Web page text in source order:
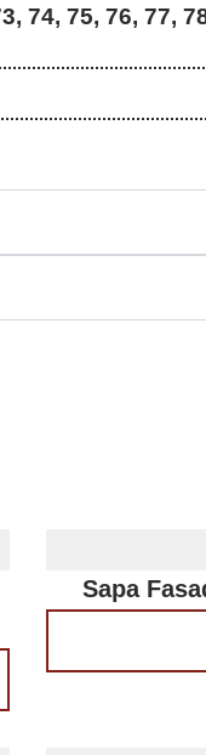
74, 75, 76, 77,
Sapa